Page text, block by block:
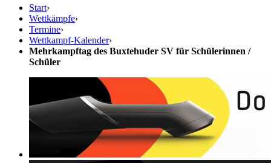
Start›
Wettkämpfe›
Termine›
Wettkampf-Kalender›
Mehrkampftag des Buxtehuder SV für Schülerinnen /
Schüler